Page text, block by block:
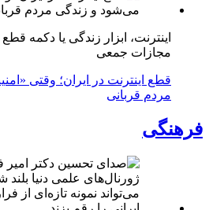
اینترنت، ابزار زندگی یا دکمه
مجازات جمعی
قطع اینترنت در ایران؛ وقتی
مردم قربانی
فرهنگی